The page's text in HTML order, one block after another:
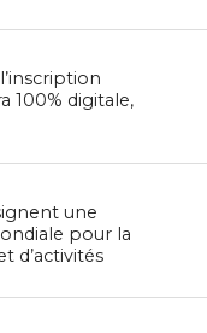
100% digitale,
une
pour la
d’activités